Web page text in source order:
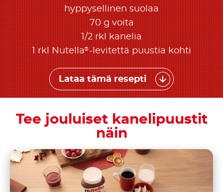
hyppysellinen suolaa
70 g voita
1/2 rkl kanelia
1 rkl Nutella®-levitettä puustia kohti
Lataa tämä resepti
Tee jouluiset kanelipuustit
näin